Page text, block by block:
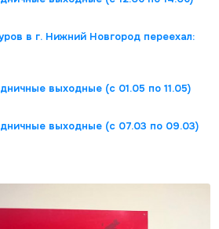
в г. Нижний Новгород переехал:
выходные (с 01.05 по 11.05)
выходные (с 07.03 по 09.03)